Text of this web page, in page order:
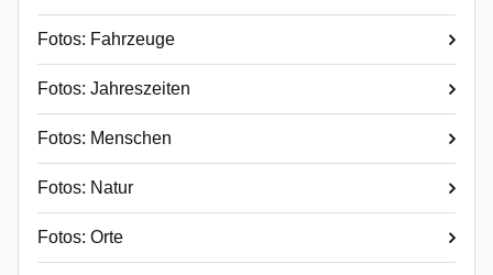
Fotos: Fahrzeuge
Fotos: Jahreszeiten
Fotos: Menschen
Fotos: Natur
Fotos: Orte